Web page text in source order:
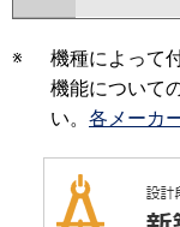
※
機種によって
機能について
い。 各メーカ